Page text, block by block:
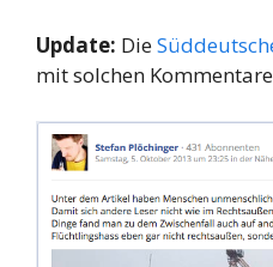
Update: Die
mit solchen